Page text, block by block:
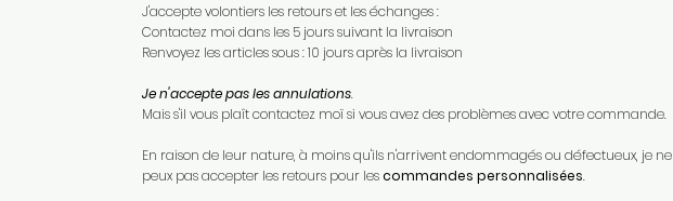
J'accepte volontiers les retours et les échanges :
Contactez moi dans les 5 jours suivant la livraison
Renvoyez les articles sous : 10 jours après la livraison
Je n'accepte pas les annulations.
Mais s'il vous plaît contactez moï si vous avez des problèmes avec votre commande.​
En raison de leur nature, à moins qu'ils n'arrivent endommagés ou défectueux, je ne
peux pas accepter les retours pour lescommandes personnalisées.​